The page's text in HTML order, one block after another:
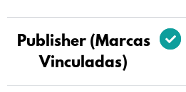
Publisher (Marcas
Vinculadas)